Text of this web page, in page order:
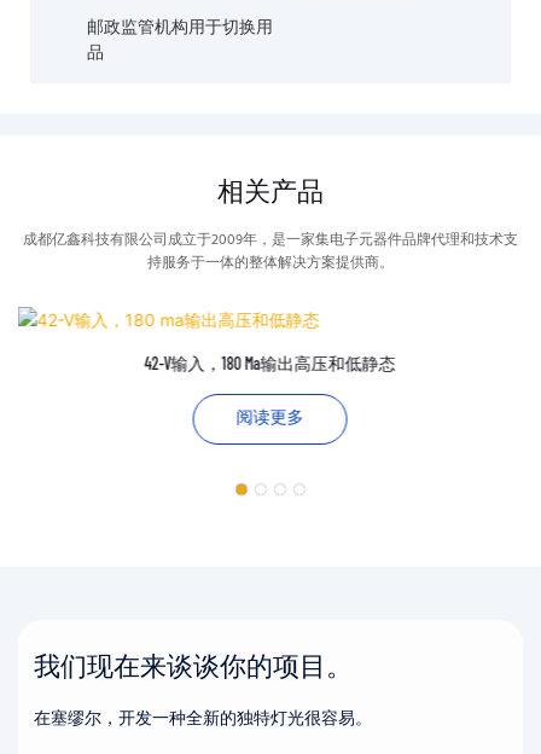
邮政监管机构用于切换用
品
相关产品
成都亿鑫科技有限公司成立于2009年，是一家集电子元器件品牌代理和技术支
持服务于一体的整体解决方案提供商。
42-V输入，180 Ma输出高压和低静态
阅读更多
我们现在来谈谈你的项目。
在塞缪尔，开发一种全新的独特灯光很容易。